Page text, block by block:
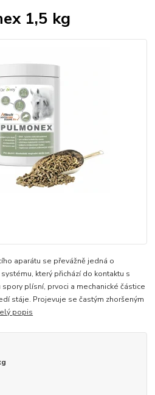
1,5 kg
aparátu se převážně jedná o
který přichází do kontaktu s
plísní, prvoci a mechanické částice
stáje. Projevuje se častým zhoršeným
popis